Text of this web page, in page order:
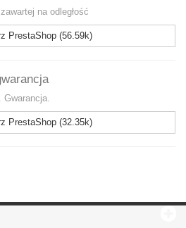
na odległość
PrestaShop (56.59k)
PrestaShop (32.35k)